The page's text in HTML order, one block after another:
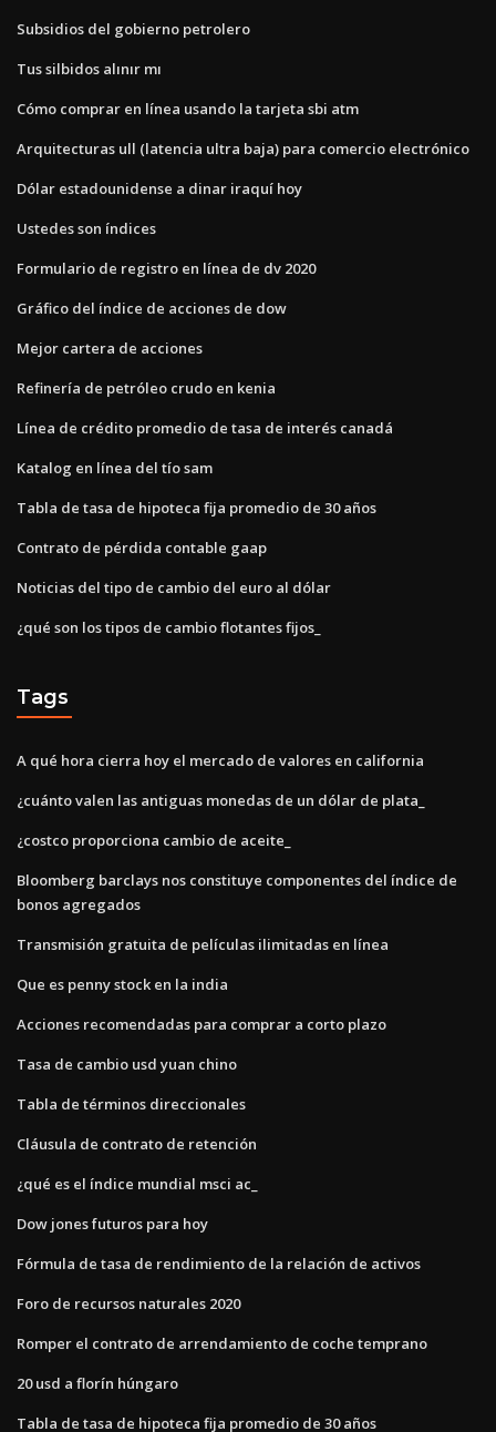
Subsidios del gobierno petrolero
Tus silbidos alınır mı
Cómo comprar en línea usando la tarjeta sbi atm
Arquitecturas ull (latencia ultra baja) para comercio electrónico
Dólar estadounidense a dinar iraquí hoy
Ustedes son índices
Formulario de registro en línea de dv 2020
Gráfico del índice de acciones de dow
Mejor cartera de acciones
Refinería de petróleo crudo en kenia
Línea de crédito promedio de tasa de interés canadá
Katalog en línea del tío sam
Tabla de tasa de hipoteca fija promedio de 30 años
Contrato de pérdida contable gaap
Noticias del tipo de cambio del euro al dólar
¿qué son los tipos de cambio flotantes fijos_
Tags
A qué hora cierra hoy el mercado de valores en california
¿cuánto valen las antiguas monedas de un dólar de plata_
¿costco proporciona cambio de aceite_
Bloomberg barclays nos constituye componentes del índice de
bonos agregados
Transmisión gratuita de películas ilimitadas en línea
Que es penny stock en la india
Acciones recomendadas para comprar a corto plazo
Tasa de cambio usd yuan chino
Tabla de términos direccionales
Cláusula de contrato de retención
¿qué es el índice mundial msci ac_
Dow jones futuros para hoy
Fórmula de tasa de rendimiento de la relación de activos
Foro de recursos naturales 2020
Romper el contrato de arrendamiento de coche temprano
20 usd a florín húngaro
Tabla de tasa de hipoteca fija promedio de 30 años